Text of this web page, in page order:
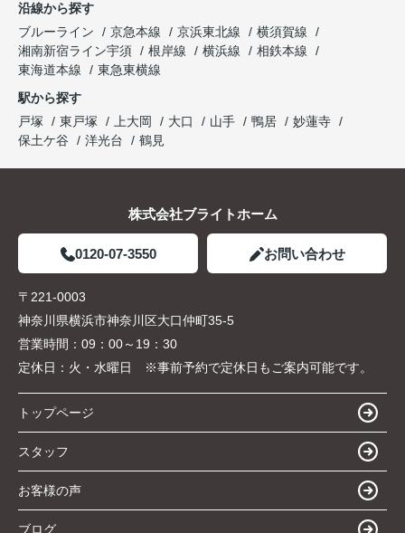
沿線から探す
ブルーライン
京急本線 京浜東北線
横須賀線
湘南新宿ライン宇須
根岸線 横浜線
相鉄本線
東海道本線
東急東横線
駅から探す
戸塚
東戸塚 上大岡 大口 山手 鴨居
妙蓮寺
保土ケ谷
洋光台 鶴見
株式会社ブライトホーム
0120-07-3550 お問い合わせ
〒221-0003
神奈川県横浜市神奈川区大口仲町35-5
営業時間： 09：00～19：30
定休日： 火・水曜日 ※事前予約で定休日もご案内可能です。
トップページ
スタッフ
お客様の声
ブログ